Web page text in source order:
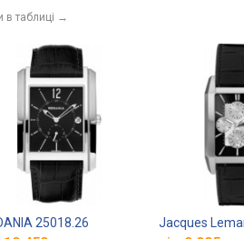
в таблиці →
25018.26 Jacques